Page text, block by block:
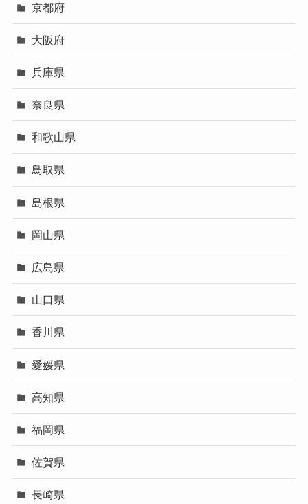
京都府
大阪府
兵庫県
奈良県
和歌山県
鳥取県
島根県
岡山県
広島県
山口県
香川県
愛媛県
高知県
福岡県
佐賀県
長崎県